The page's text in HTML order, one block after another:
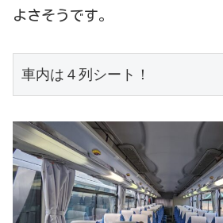
よさそうです。
車内は４列シート！